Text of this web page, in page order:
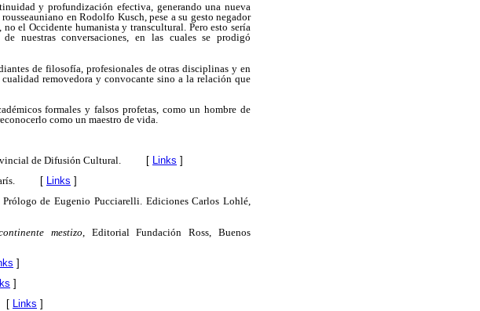
y profundización efectiva, generando una nueva
en Rodolfo Kusch, pese a su gesto negador
el Occidente humanista y transcultural. Pero esto sería
nuestras conversaciones, en las cuales se prodigó
de filosofía, profesionales de otras disciplinas y en
removedora y convocante sino a la relación que
formales y falsos profetas, como un hombre de
como un maestro de vida.
de Difusión Cultural. [ Links ]
[ Links ]
Prólogo de Eugenio Pucciarelli. Ediciones Carlos Lohlé,
mestizo , Editorial Fundación Ross, Buenos
]
]
Links ]